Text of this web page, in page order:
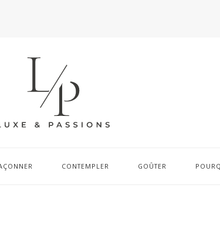
CONTEMPLER GOÛTER